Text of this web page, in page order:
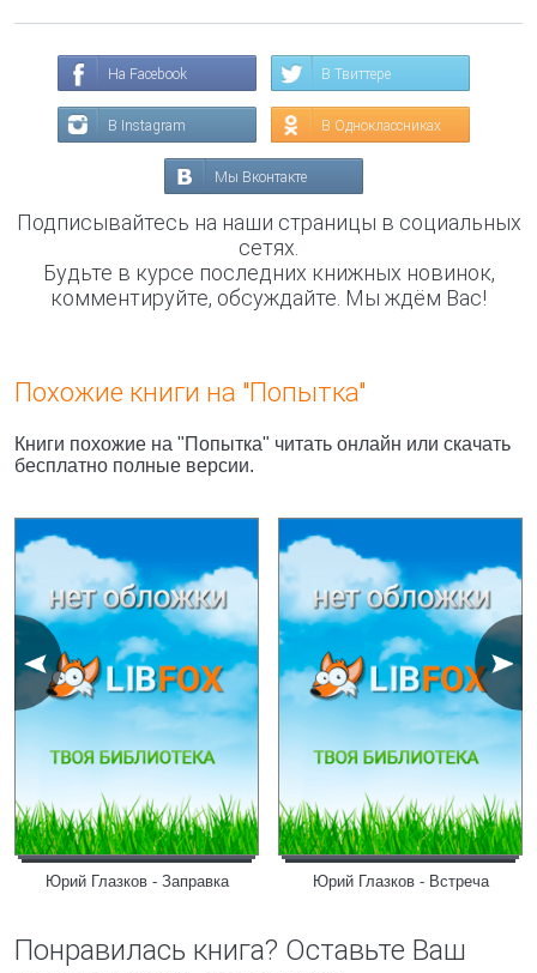
На Facebook В Твиттере
В Instagram В Одноклассниках
Мы Вконтакте
Подписывайтесь на наши страницы в социальных
сетях.
Будьте в курсе последних книжных новинок,
комментируйте, обсуждайте. Мы ждём Вас!
Похожие книги на "Попытка"
Книги похожие на "Попытка" читать онлайн или скачать
бесплатно полные версии.
Юрий Глазков - Заправка Юрий Глазков - Встреча
Понравилась книга? Оставьте Ваш